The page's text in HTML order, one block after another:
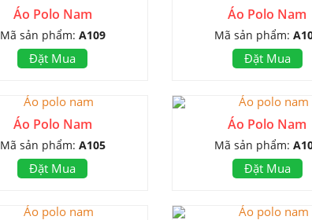
Áo Polo Nam
Mã sản phẩm: A109
Đặt Mua
Áo Polo Nam
Mã sản phẩm:
Đặt Mua
Áo Polo Nam
Mã sản phẩm: A105
Đặt Mua
Áo Polo Nam
Mã sản phẩm:
Đặt Mua